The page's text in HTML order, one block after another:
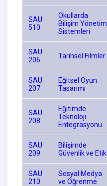
SAU
510
Okullarda
Bilişim Yönetim
Sistemleri
SAU
206
Tarihsel Filmler
SAU
207
Eğitsel Oyun
Tasarımı
SAU
208
Eğitimde
Teknoloji
Entegrasyonu
SAU
209
Bilişimde
Güvenlik ve Etik
SAU
210
Sosyal Medya
ve Öğrenme